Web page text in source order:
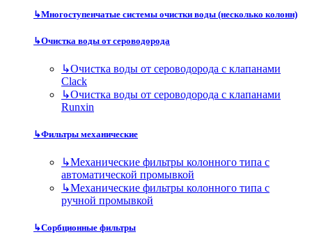
↳Многоступенчатые системы очистки воды (несколько колонн)
↳Очистка воды от сероводорода
↳Очистка воды от сероводорода с клапанами
Clack
↳Очистка воды от сероводорода с клапанами
Runxin
↳Фильтры механические
↳Механические фильтры колонного типа с
автоматической промывкой
↳Механические фильтры колонного типа с
ручной промывкой
↳Сорбционные фильтры